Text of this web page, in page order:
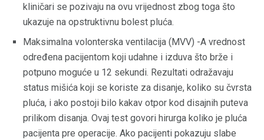
kliničari se pozivaju na ovu vrijednost zbog toga što
ukazuje na opstruktivnu bolest pluća.
Maksimalna volonterska ventilacija (MVV) -A vrednost
određena pacijentom koji udahne i izduva što brže i
potpuno moguće u 12 sekundi. Rezultati odražavaju
status mišića koji se koriste za disanje, koliko su čvrsta
pluća, i ako postoji bilo kakav otpor kod disajnih puteva
prilikom disanja. Ovaj test govori hirurga koliko je pluća
pacijenta pre operacije. Ako pacijenti pokazuju slabe